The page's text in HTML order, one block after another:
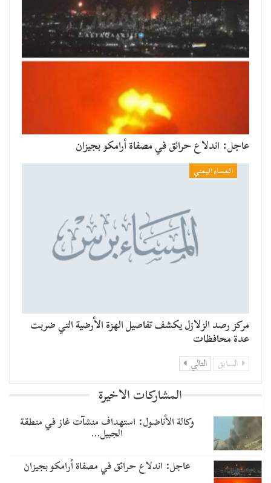
عاجل: اندلاع حرائق في مصفاة أرامكو بجيزان
المساء اليمني
مركز رصد الزلازل يكشف تفاصيل الهزة الأرضية التي ضربت
عدة محافظات
السابق التالي
المشاركات الاخيرة
وكالة الأناضول: استهداف منشآت غاز في منطقة
الجبيل…
عاجل: اندلاع حرائق في مصفاة أرامكو بجيزان